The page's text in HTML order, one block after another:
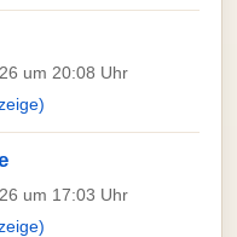
um 20:08 Uhr
um 17:03 Uhr